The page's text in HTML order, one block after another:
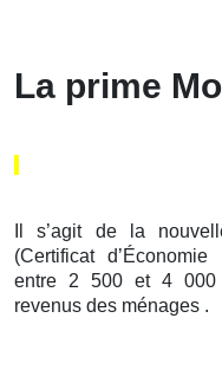
La prime
Il s’agit de la
(Certificat
entre 2 500 et 4 000
revenus des ménages .